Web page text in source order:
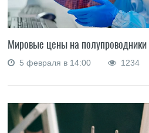
Мировые цены на
5 февраля в 14:00 1234